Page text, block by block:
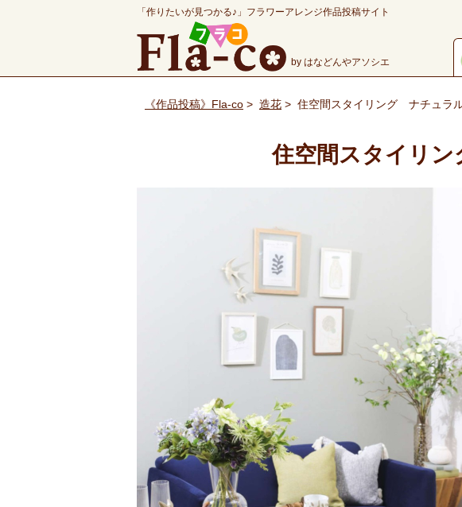
「作りたいが見つかる♪」フラワーアレンジ作品投稿サイト
by はなどんやアソシエ
《作品投稿》Fla-co > 造花 > 住空間スタイリング ナチュラ
住空間スタイリ